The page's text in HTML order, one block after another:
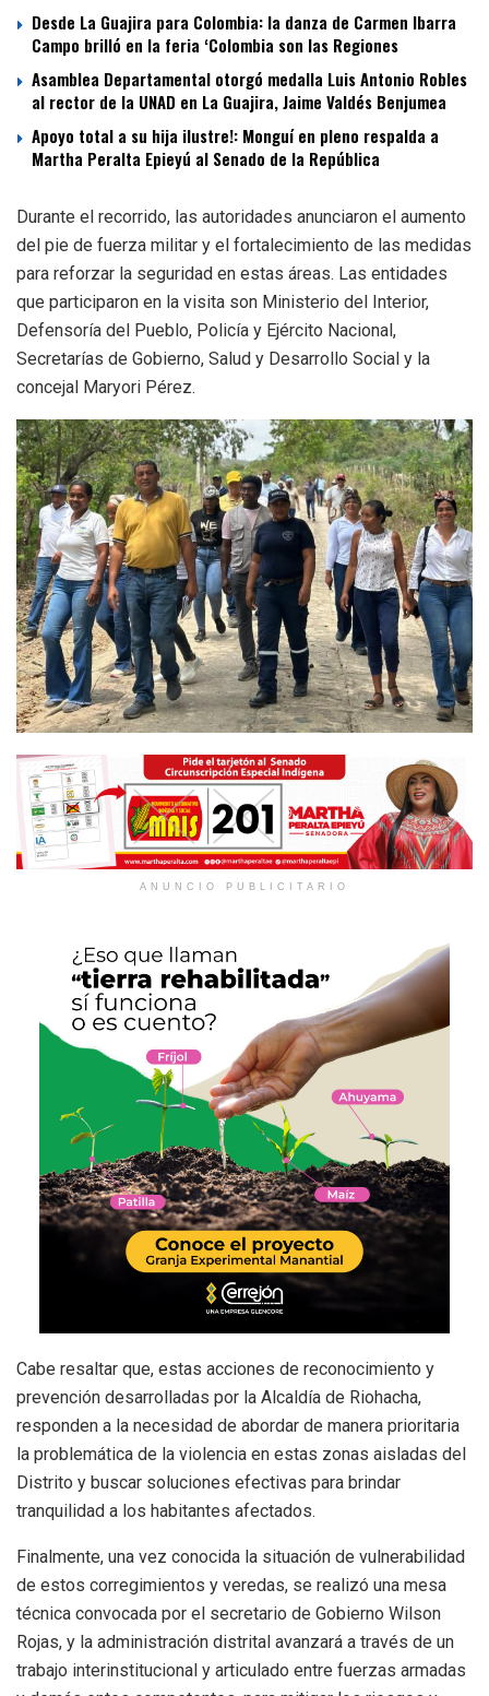
Desde La Guajira para Colombia: la danza de Carmen Ibarra
Campo brilló en la feria ‘Colombia son las Regiones
Asamblea Departamental otorgó medalla Luis Antonio Robles
al rector de la UNAD en La Guajira, Jaime Valdés Benjumea
Apoyo total a su hija ilustre!: Monguí en pleno respalda a
Martha Peralta Epieyú al Senado de la República
Durante el recorrido, las autoridades anunciaron el aumento
del pie de fuerza militar y el fortalecimiento de las medidas
para reforzar la seguridad en estas áreas. Las entidades
que participaron en la visita son Ministerio del Interior,
Defensoría del Pueblo, Policía y Ejército Nacional,
Secretarías de Gobierno, Salud y Desarrollo Social y la
concejal Maryori Pérez.
ANUNCIO PUBLICITARIO
Cabe resaltar que, estas acciones de reconocimiento y
prevención desarrolladas por la Alcaldía de Riohacha,
responden a la necesidad de abordar de manera prioritaria
la problemática de la violencia en estas zonas aisladas del
Distrito y buscar soluciones efectivas para brindar
tranquilidad a los habitantes afectados.
Finalmente, una vez conocida la situación de vulnerabilidad
de estos corregimientos y veredas, se realizó una mesa
técnica convocada por el secretario de Gobierno Wilson
Rojas, y la administración distrital avanzará a través de un
trabajo interinstitucional y articulado entre fuerzas armadas